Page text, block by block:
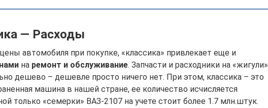
— Расходы
автомобиля при покупке, «классика» привлекает еще и
на ремонт и обслуживание. Запчасти и расходники на «жигули»
дешево – дешевле просто ничего нет. При этом, классика – это
машина в нашей стране, ее количество исчисляется
только «семерки» ВАЗ-2107 на учете стоит более 1.7 млн.штук.